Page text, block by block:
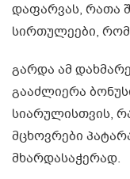
დაფარვას, რათა
სირთულეები,
გარდა ამ
გააძლიერა
სიარულისთვის,
მცხოვრები
მხარდასაჭერად.